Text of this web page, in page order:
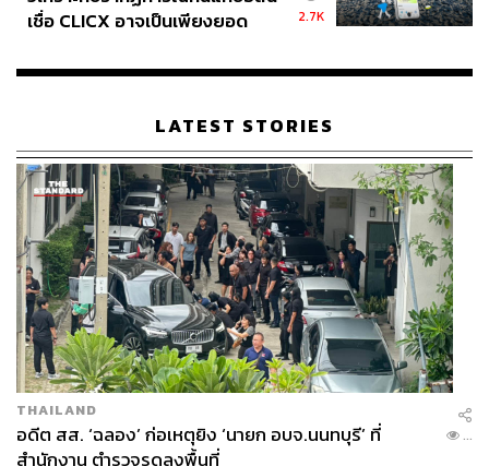
เชื่อ CLICX อาจเป็นเพียงยอด
เรือนไทยที่ถูกซุกไว้
2.7K
LATEST STORIES
THAILAND
อดีต สส. ‘ฉลอง’ ก่อเหตุยิง ‘นายก อบจ.นนทบุรี’ ที่
สำนักงาน ตำรวจรุดลงพื้นที่
...